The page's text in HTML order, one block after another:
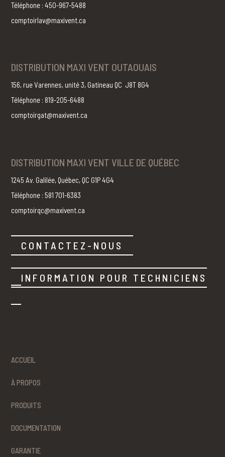
Téléphone : 450-967-5488
comptoirlav@maxivent.ca
DISTRIBUTION MAXI VENT OUTAOUAIS
156, rue Varennes, unité 3, Gatineau QC J8T 8G4
Téléphone : 819-205-6488
comptoirgat@maxivent.ca
DISTRIBUTION MAXI VENT VILLE DE QUÉBEC
1245 Av. Galilée, Québec, QC G1P 4G4
Téléphone : 581 701-6383
comptoirqc@maxivent.ca
CONTACTEZ-NOUS
INFORMATION POUR TECHNICIENS
ACCUEIL
À PROPOS
PRODUITS
DOCUMENTATION
GARANTIE